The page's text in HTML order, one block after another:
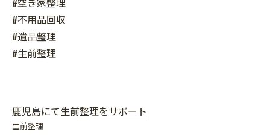
#不用品回収
#遺品整理
#生前整理
鹿児島にて生前整理をサポート
生前整理